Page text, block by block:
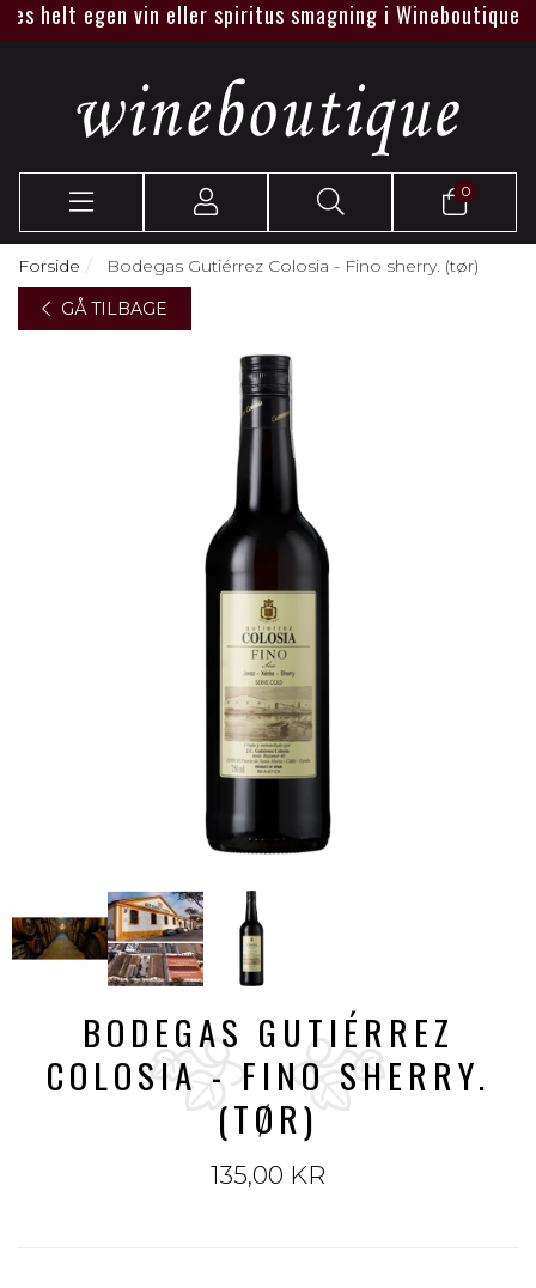
egen vin eller spiritus smagning i Wineboutique
0
Forside
Bodegas Gutiérrez Colosia - Fino sherry. (tør)
GÅ TILBAGE
BODEGAS GUTIÉRREZ
COLOSIA - FINO SHERRY.
(TØR)
135,00 KR